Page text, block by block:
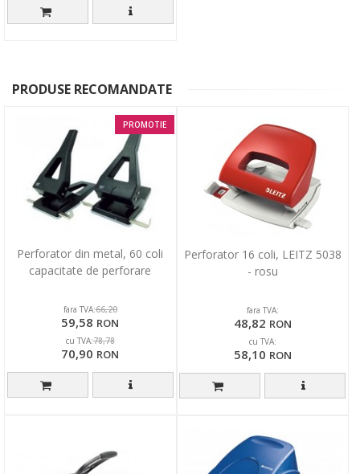
PRODUSE RECOMANDATE
PROMOTIE
Perforator din metal, 60 coli
capacitate de perforare
fara TVA:66,20
59,58 RON
cu TVA:78,78
70,90 RON
Perforator 16 coli, LEITZ 5038
- rosu
fara TVA:
48,82 RON
cu TVA:
58,10 RON